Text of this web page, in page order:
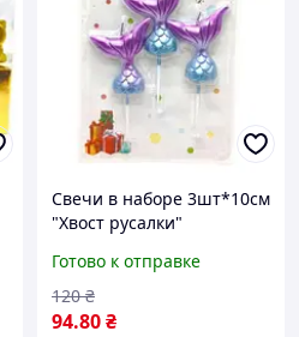
Свечи в наборе 3шт*10см
"Хвост русалки"
Разноцветный (300884)
Готово к отправке
94.80₴
120 ₴